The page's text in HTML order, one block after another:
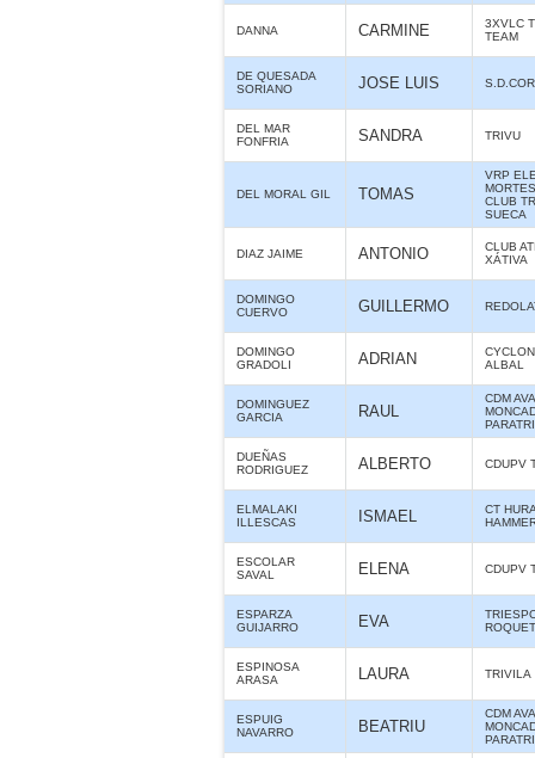
DANNA CARMINE
3XVLC
TEAM
DE QUESADA
SORIANO
JOSE LUIS
DEL MAR
FONFRIA
SANDRA TRIVU
DEL MORAL GIL TOMAS
VRP
CLUB
SUECA
DIAZ JAIME ANTONIO
CLUB
XÁTIVA
DOMINGO
CUERVO
GUILLERMO
DOMINGO
GRADOLI
ADRIAN
ALBAL
DOMINGUEZ
GARCIA
RAUL
CDM
DUEÑAS
RODRIGUEZ
ALBERTO CDUPV
ELMALAKI
ILLESCAS
ISMAEL
CT
ESCOLAR
SAVAL
ELENA CDUPV
ESPARZA
GUIJARRO
EVA
ESPINOSA
ARASA
LAURA TRIVILA
ESPUIG
NAVARRO
BEATRIU
CDM